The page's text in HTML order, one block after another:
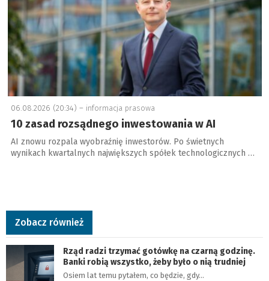
06.08.2026 (20:34) – informacja prasowa
10 zasad rozsądnego inwestowania w AI
AI znowu rozpala wyobraźnię inwestorów. Po świetnych
wynikach kwartalnych największych spółek technologicznych …
Zobacz również
Rząd radzi trzymać gotówkę na czarną godzinę.
Banki robią wszystko, żeby było o nią trudniej
Osiem lat temu pytałem, co będzie, gdy…